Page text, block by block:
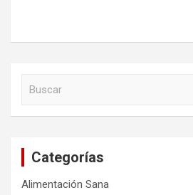
Categorías
Alimentación Sana